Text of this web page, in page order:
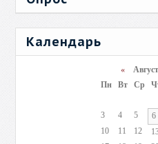
Календарь
«
Пн
Вт Ср
3
4 5 6
10
11 12